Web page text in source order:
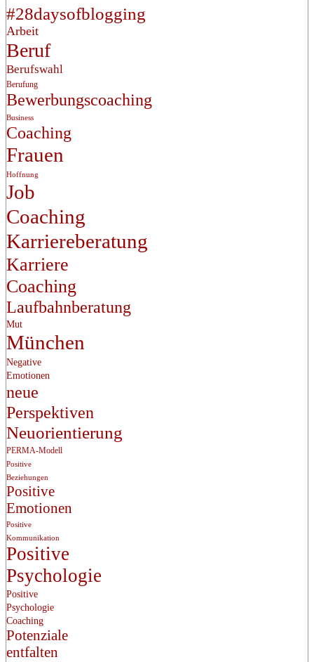
#28daysofblogging
Arbeit
Beruf
Berufswahl
Berufung
Bewerbungscoaching
Business
Coaching
Frauen
Hoffnung
Job
Coaching
Karriereberatung
Karriere
Coaching
Laufbahnberatung
Mut
München
Negative
Emotionen
neue
Perspektiven
Neuorientierung
PERMA-Modell
Positive
Beziehungen
Positive
Emotionen
Positive
Kommunikation
Positive
Psychologie
Positive
Psychologie
Coaching
Potenziale
entfalten